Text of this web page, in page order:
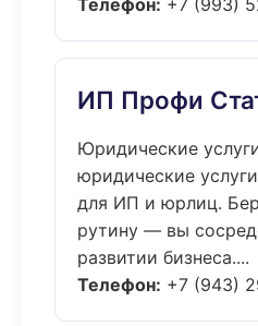
Телефон: +7 (993)
ИП Профи
Юридические
юридические
для ИП и юрлиц.
рутину — вы
развитии бизнеса....
Телефон: +7 (943)